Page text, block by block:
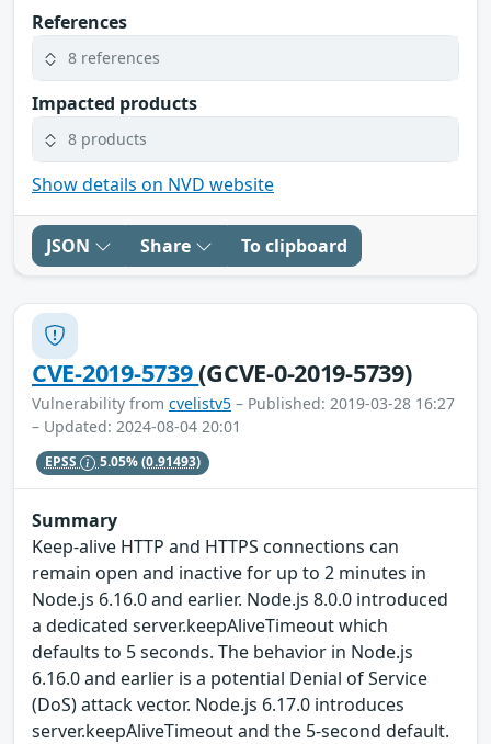
References
8 references
Impacted products
8 products
Show details on NVD website
JSON Share To clipboard
CVE-2019-5739(GCVE-0-2019-5739)
Vulnerability from cvelistv5 – Published: 2019-03-28 16:27
– Updated: 2024-08-04 20:01
EPSS 5.05%(0.91493)
Summary
Keep-alive HTTP and HTTPS connections can
remain open and inactive for up to 2 minutes in
Node.js 6.16.0 and earlier. Node.js 8.0.0 introduced
a dedicated server.keepAliveTimeout which
defaults to 5 seconds. The behavior in Node.js
6.16.0 and earlier is a potential Denial of Service
(DoS) attack vector. Node.js 6.17.0 introduces
server.keepAliveTimeout and the 5-second default.